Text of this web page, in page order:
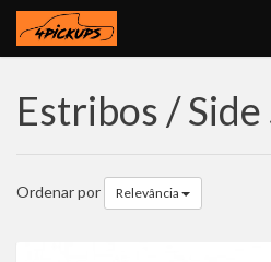
Estribos / Side
Ordenar por Relevância